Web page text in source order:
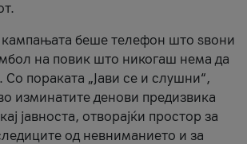
кампањата беше телефон што ѕвони
на повик што никогаш нема да
Со пораката „Јави се и слушни“,
изминатите денови предизвика
јавноста, отворајќи простор за
од невниманието и за